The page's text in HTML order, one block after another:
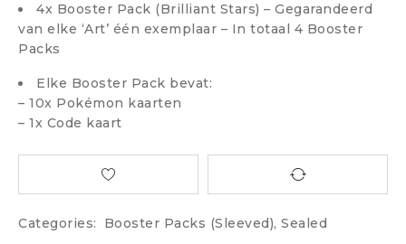
4x Booster Pack (Brilliant Stars) – Gegarandeerd
van elke ‘Art’ één exemplaar – In totaal 4 Booster
Packs
Elke Booster Pack bevat:
– 10x Pokémon kaarten
– 1x Code kaart
Categories: Booster Packs (Sleeved), Sealed